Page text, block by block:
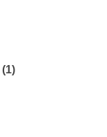
(1)